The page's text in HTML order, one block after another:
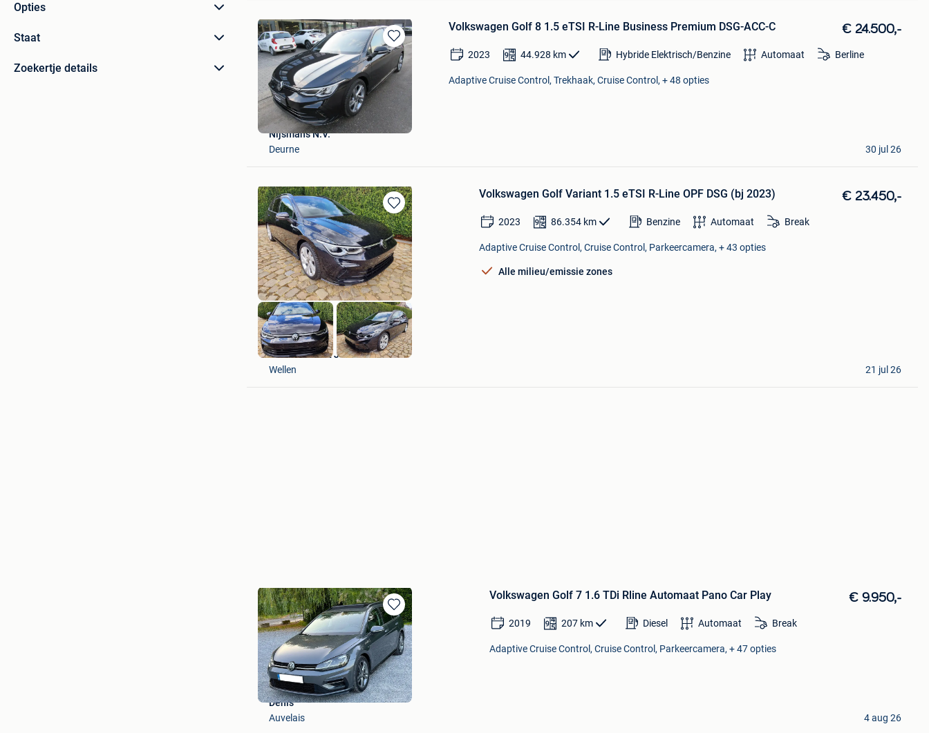
Opties
Staat
Zoekertje details
Bewaren
in
Mijn
Favorieten
Volkswagen Golf 8 1.5 eTSI R-Line Business Premium DSG-ACC-C € 24.500,-
2023 44.928 km Hybride Elektrisch/Benzine Automaat Berline
Adaptive Cruise Control, Trekhaak, Cruise Control, + 48 opties
Nijsmans N.V.
Deurne
30 jul 26
Bewaren
in
Mijn
Favorieten
Volkswagen Golf Variant 1.5 eTSI R-Line OPF DSG (bj 2023) € 23.450,-
2023 86.354 km Benzine Automaat Break
Adaptive Cruise Control, Cruise Control, Parkeercamera, + 43 opties
Alle milieu/emissie zones
AUTOHANDEL JOS SCREURS
Wellen
21 jul 26
Bewaren
in
Mijn
Favorieten
Volkswagen Golf 7 1.6 TDi Rline Automaat Pano Car Play € 9.950,-
2019 207 km Diesel Automaat Break
Adaptive Cruise Control, Cruise Control, Parkeercamera, + 47 opties
Denis
Auvelais
4 aug 26